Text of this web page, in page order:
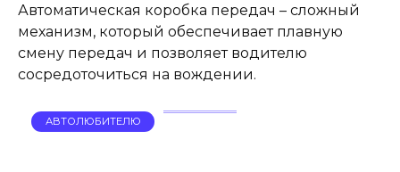
Автоматическая коробка передач – сложный
механизм, который обеспечивает плавную
смену передач и позволяет водителю
сосредоточиться на вождении.
АВТОЛЮБИТЕЛЮ